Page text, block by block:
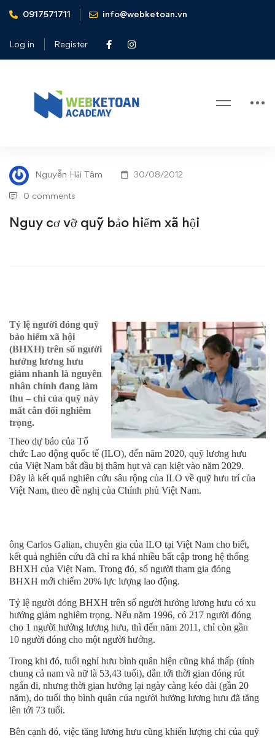
0917571711 info@webketoan.vn
Log in Register
Home Tin tức - Sự kiện Nguy cơ vỡ quỹ bảo hiểm xã hội
Blog
cơ
vỡ
quỹ
hội
Nguyễn Hải Tâm 30/08/2012
0 comments
Nguy cơ vỡ quỹ bảo hiểm xã hội
Tỷ lệ người đóng quỹ
bảo hiểm xã hội
(BHXH) trên số người
hưởng lương hưu
giảm nhanh là nguyên
nhân chính đang làm
thu – chi của quỹ này
mất cân đối nghiêm
trọng.
Theo dự báo của Tổ
chức Lao động quốc tế (ILO), đến năm 2020, quỹ lương hưu
của Việt Nam bắt đầu bị thâm hụt và cạn kiệt vào năm 2029.
Đây là kết quả nghiên cứu sâu rộng của ILO về quỹ hưu trí của
Việt Nam, theo đề nghị của Chính phủ Việt Nam.
ông Carlos Galian, chuyên gia của ILO tại Việt Nam cho biết,
kết quả nghiên cứu đã chỉ ra khá nhiều bất cập trong hệ thống
BHXH của Việt Nam. Trong đó, số người tham gia đóng
BHXH mới chiếm 20% lực lượng lao động.
Tỷ lệ người đóng BHXH trên số người hưởng lương hưu có xu
hướng giảm nghiêm trọng. Nếu năm 1996, có 217 người đóng
cho 1 người hưởng lương hưu, thì đến năm 2011, chỉ còn gần
10 người đóng cho một người hưởng.
Trong khi đó, tuổi nghỉ hưu bình quân hiện cũng khá thấp (tính
chung cả nam và nữ là 53,43 tuổi), dẫn tới thời gian đóng rút
ngắn đi, nhưng thời gian hưởng lại ngày càng kéo dài (gần 20
năm), do tuổi thọ bình quân của người hưởng lương hưu đã tăng
lên tới 73 tuổi.
Bên cạnh đó, việc tăng lương hưu cũng khiến lượng chi của quỹ